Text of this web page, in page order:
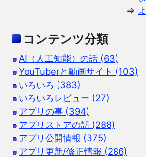
⇒
コンテンツ分類
AI（人工知能）の話 (63)
YouTuberと動画サイト (103)
いろいろ (383)
いろいろレビュー (27)
アプリの事 (394)
アプリストアの話 (288)
アプリ公開情報 (375)
アプリ更新/修正情報 (286)